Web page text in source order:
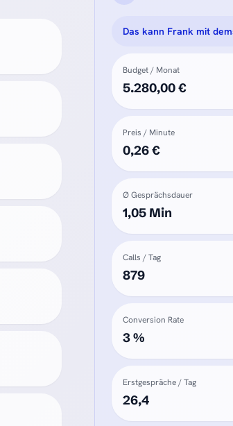
Das kann Frank mit
Budget / Monat
5.280,00 €
Preis / Minute
0,26 €
Ø Gesprächsdauer
1,05 Min
Calls / Tag
879
Conversion Rate
3 %
Erstgespräche / Tag
26,4